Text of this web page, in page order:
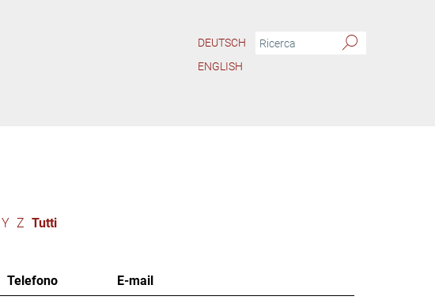
DEUTSCH
ENGLISH
Y Z Tutti
Telefono
E-mail